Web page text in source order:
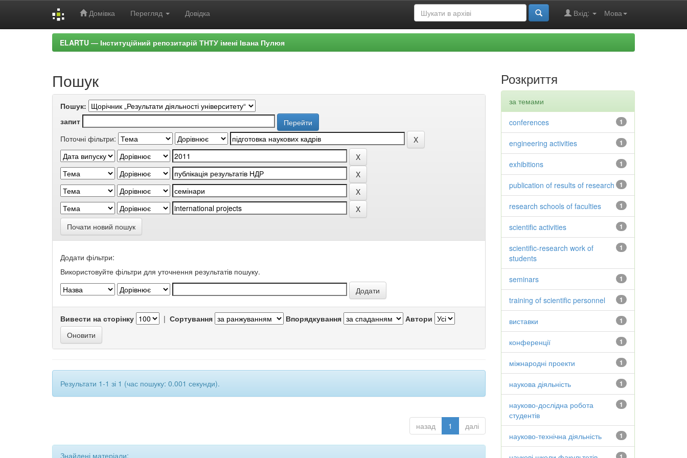
Домівка Перегляд Довідка Мова
Вхід:
ELARTU — Інституційний репозитарій ТНТУ імені Івана Пулюя
Пошук
Пошук:
запит
Поточні фільтри:
Почати новий пошук
Додати фільтри:
Використовуйте фільтри для уточнення результатів пошуку.
Вивести на сторінку | Сортування Впорядкування Автори
Результати 1-1 зі 1 (час пошуку: 0.001 секунди).
назад 1 далі
Знайдені матеріали:
Розкриття
за темами
1
conferences
1
engineering activities
1
exhibitions
1
publication of results of research
1
research schools of faculties
1
scientific activities
1
scientific-research work of
students
1
seminars
1
training of scientific personnel
1
виставки
1
конференції
1
міжнародні проекти
1
наукова діяльність
1
науково-дослідна робота
студентів
1
науково-технічна діяльність